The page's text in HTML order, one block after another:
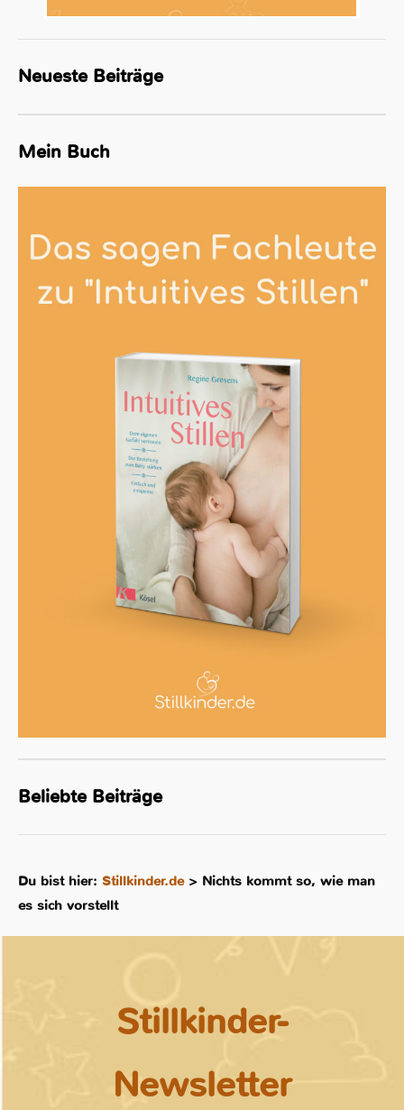
Neueste Beiträge
Mein Buch
Beliebte Beiträge
Du bist hier: Stillkinder.de> Nichts kommt so, wie man
es sich vorstellt
Stillkinder-
Newsletter